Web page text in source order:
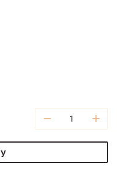
− +